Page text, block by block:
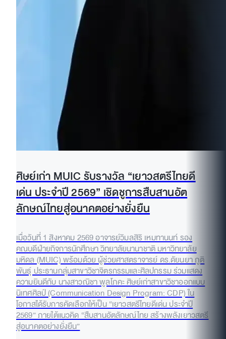
ศิษย์เก่า MUIC รับรางวัล “เยาวสตรีไทยดี
เด่น ประจำปี 2569” เชิดชูการสืบสานอัต
ลักษณ์ไทยสู่อนาคตอย่างยั่งยืน
เมื่อวันที่ 1 สิงหาคม 2569 อาจารย์วิมลสิริ เหมทานนท์ รอง
คณบดีฝ่ายกิจการนักศึกษา วิทยาลัยนานาชาติ มหาวิทยาลัย
มหิดล (MUIC) พร้อมด้วย ผู้ช่วยศาสตราจารย์ ดร.ดัยนยา ภูติ
พันธุ์ ประธานกลุ่มสาขาวิชาจิตรกรรมและศิลปกรรม ร่วมแสดง
ความยินดีกับ นางสาวณิชา พูลโภคะ ศิษย์เก่าสาขาวิชาออกแบบ
นิเทศศิลป์ (Communication Design Program: CDP) ใน
โอกาสได้รับการคัดเลือกให้เป็น “เยาวสตรีไทยดีเด่น ประจำปี
2569” ภายใต้แนวคิด “สืบสานอัตลักษณ์ไทย สร้างพลังเยาวสตรี
สู่อนาคตอย่างยั่งยืน”